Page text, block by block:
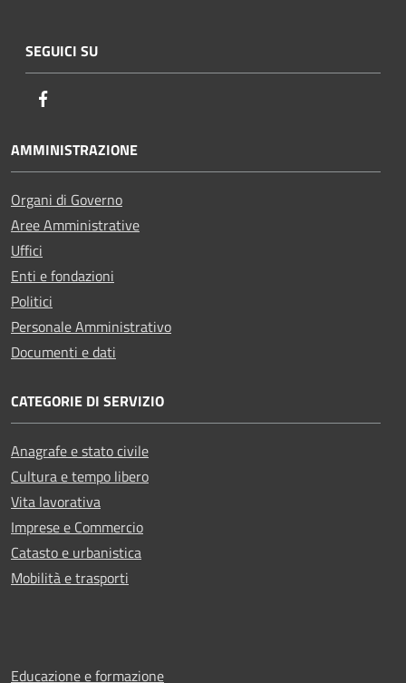
SEGUICI SU
AMMINISTRAZIONE
Organi di Governo
Aree Amministrative
Uffici
Enti e fondazioni
Politici
Personale Amministrativo
Documenti e dati
CATEGORIE DI SERVIZIO
Anagrafe e stato civile
Cultura e tempo libero
Vita lavorativa
Imprese e Commercio
Catasto e urbanistica
Mobilità e trasporti
Educazione e formazione